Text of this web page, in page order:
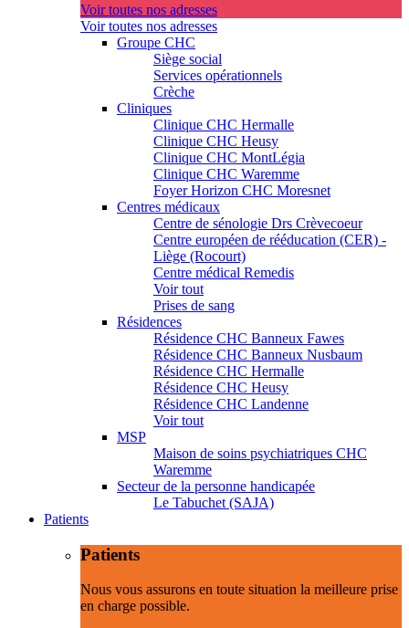
Voir toutes nos adresses
Voir toutes nos adresses
Groupe CHC
Siège social
Services opérationnels
Crèche
Cliniques
Clinique CHC Hermalle
Clinique CHC Heusy
Clinique CHC MontLégia
Clinique CHC Waremme
Foyer Horizon CHC Moresnet
Centres médicaux
Centre de sénologie Drs Crèvecoeur
Centre européen de rééducation (CER) -
Liège (Rocourt)
Centre médical Remedis
Voir tout
Prises de sang
Résidences
Résidence CHC Banneux Fawes
Résidence CHC Banneux Nusbaum
Résidence CHC Hermalle
Résidence CHC Heusy
Résidence CHC Landenne
Voir tout
MSP
Maison de soins psychiatriques CHC
Waremme
Secteur de la personne handicapée
Le Tabuchet (SAJA)
Patients
Patients
Nous vous assurons en toute situation la meilleure prise
en charge possible.